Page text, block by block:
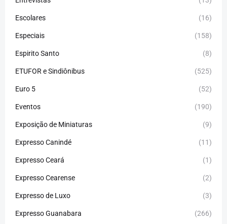
Escolares (16)
Especiais (158)
Espirito Santo (8)
ETUFOR e Sindiônibus (525)
Euro 5 (52)
Eventos (190)
Exposição de Miniaturas (9)
Expresso Canindé (11)
Expresso Ceará (1)
Expresso Cearense (2)
Expresso de Luxo (3)
Expresso Guanabara (266)